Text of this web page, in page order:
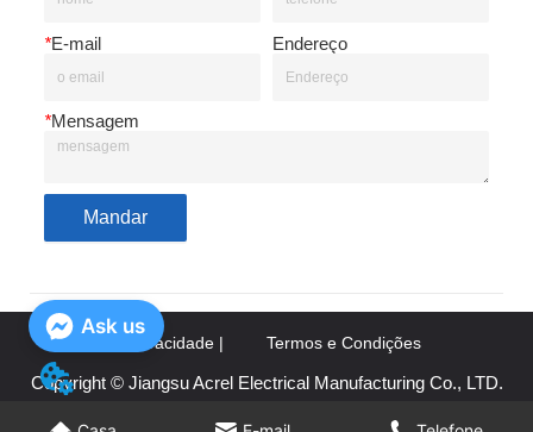
*E-mail Endereço
*Mensagem
Mandar
Política de privacidade | Termos e Condições
Copyright © Jiangsu Acrel Electrical Manufacturing Co., LTD.
Ask us